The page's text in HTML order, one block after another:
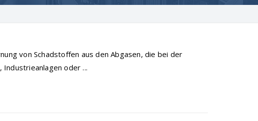
von Schadstoffen aus den Abgasen, die bei der
oder ...